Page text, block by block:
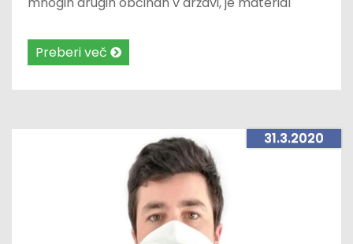
Preberi več
31.3.2020